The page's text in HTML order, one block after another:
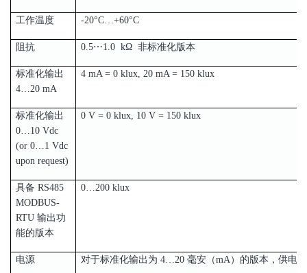
工作温度 -20°C…+60°C
阻抗 0.5⋯1.0 kΩ 非标准化版本
标准化输出
4…20 mA
4 mA = 0 klux, 20 mA = 150 klux
标准化输出
0…10 Vdc
(or 0…1 Vdc
upon request)
0 V = 0 klux, 10 V = 150 klux
具备 RS485
MODBUS-
RTU 输出功
能的版本
0…200 klux
电源 对于标准化输出为 4…20 毫安（mA）的版本，供电